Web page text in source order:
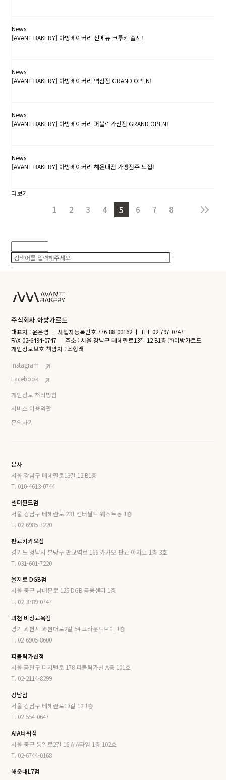
News
[AVANT BAKERY] 아방베이커리 신메뉴 크루키 출시!
News
[AVANT BAKERY] 아방베이커리 역삼점 GRAND OPEN!
News
[AVANT BAKERY] 아방베이커리 퍼블릭가산점 GRAND OPEN!
News
[AVANT BAKERY] 아방베이커리 해운대점 가맹점주 모집!
더보기
1 2 3 4 5 6 7 8
주식회사 아방가르드
대표자 : 윤은영 ㅣ 사업자등록번호 776-88-00162 ㅣ TEL 02-797-0747
FAX 02-6494-0747 ㅣ 주소 : 서울 강남구 테헤란로13길 12 B1층 ㈜아방가르드
개인정보보호 책임자 : 조형래
Instagram
Facebook
개인정보 처리방침
서비스 이용약관
문의하기
본사
서울 강남구 테헤란로13길 12 B1층
T. 010-4613-0744
센터필드점
서울 강남구 테헤란로 231 센터필드 웨스트동 1층
T. 02-6985-7220
판교카카오점
경기도 성남시 분당구 판교역로 166 카카오 판교 아지트 1층 3호
T. 031-601-7220
을지로 DGB점
서울 중구 남대문로 125 DGB 금융센터 1층
T. 02-3789-0747
과천 비상교육점
경기 과천시 과천대로2길 54 그라운드브이 1층
T. 02-6905-8600
퍼블릭가산점
서울 금천구 디지털로 178 퍼블릭가산 A동 101호
T. 02-2114-8299
강남점
서울 강남구 테헤란로13길 12 1층
T. 02-554-0647
AIA타워점
서울 중구 통일로2길 16 AIA타워 1층 102호
T. 02-6744-0168
해운대L7점